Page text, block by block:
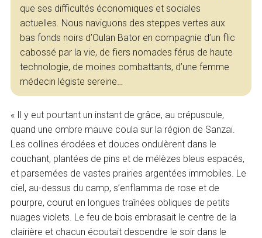
que ses difficultés économiques et sociales
actuelles. Nous naviguons des steppes vertes aux
bas fonds noirs d’Oulan Bator en compagnie d’un flic
cabossé par la vie, de fiers nomades férus de haute
technologie, de moines combattants, d’une femme
médecin légiste sereine…
« Il y eut pourtant un instant de grâce, au crépuscule,
quand une ombre mauve coula sur la région de Sanzai.
Les collines érodées et douces ondulèrent dans le
couchant, plantées de pins et de mélèzes bleus espacés,
et parsemées de vastes prairies argentées immobiles. Le
ciel, au-dessus du camp, s’enflamma de rose et de
pourpre, courut en longues traînées obliques de petits
nuages violets. Le feu de bois embrasait le centre de la
clairière et chacun écoutait descendre le soir dans le